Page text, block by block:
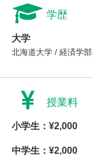
学歴
大学
北海道大学 / 経済学部
授業料
小学生：¥2,000
中学生：¥2,000